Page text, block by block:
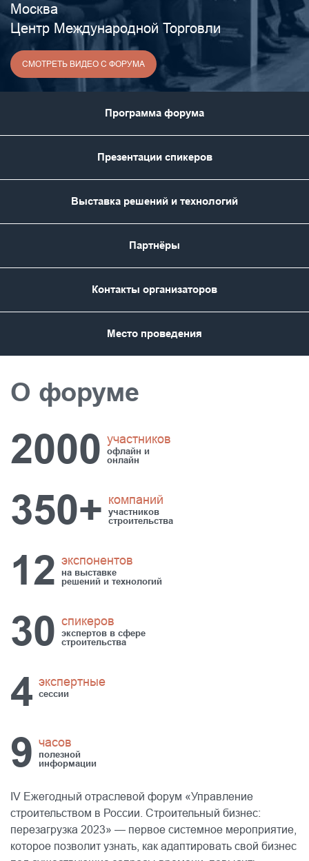
Москва
Центр Международной Торговли
СМОТРЕТЬ ВИДЕО С ФОРУМА
Программа форума
Презентации спикеров
Выставка решений и технологий
Партнёры
Контакты организаторов
Место проведения
О форуме
2000 участников
офлайн и
онлайн
350+ компаний
участников
строительства
12 экспонентов
на выставке
решений и технологий
30 спикеров
экспертов в сфере
строительства
4 экспертные
сессии
9 часов
полезной
информации
IV Ежегодный отраслевой форум «Управление
строительством в России. Строительный бизнес:
перезагрузка 2023» — первое системное мероприятие,
которое позволит узнать, как адаптировать свой бизнес